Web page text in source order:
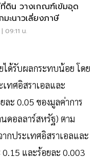
ดิน วางเกณฑ์เข้มอุด
มะนาวเลี่ยงภาษี
09:11 น.
ได้รับผลกระทบน้อย โดย
ทศอิสราเอลและ
ละ 0.05 ของมูลค่าการ
ดอลลาร์สหรัฐ) ตาม
กประเทศอิสราเอลและ
และร้อยละ 0.003